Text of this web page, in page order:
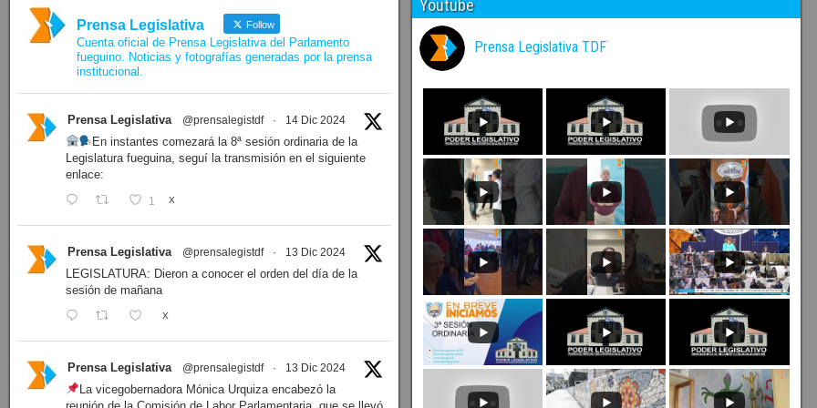
Prensa Legislativa Follow
Cuenta oficial de Prensa Legislativa del Parlamento
fueguino. Noticias y fotografías generadas por la prensa
institucional.
Prensa Legislativa @prensalegistdf · 14 Dic 2024
En instantes comezará la 8ª sesión ordinaria de la
Legislatura fueguina, seguí la transmisión en el siguiente
enlace:
1 X
Prensa Legislativa @prensalegistdf · 13 Dic 2024
LEGISLATURA: Dieron a conocer el orden del día de la
sesión de mañana
X
Prensa Legislativa @prensalegistdf · 13 Dic 2024
La vicegobernadora Mónica Urquiza encabezó la
Youtube
Prensa Legislativa TDF